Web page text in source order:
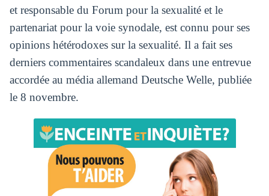
et responsable du Forum pour la sexualité et le
partenariat pour la voie synodale, est connu pour ses
opinions hétérodoxes sur la sexualité. Il a fait ses
derniers commentaires scandaleux dans une entrevue
accordée au média allemand Deutsche Welle, publiée
le 8 novembre.